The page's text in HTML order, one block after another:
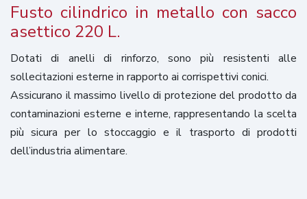
Fusto cilindrico in metallo con sacco
asettico 220 L.
Dotati di anelli di rinforzo, sono più resistenti alle
sollecitazioni esterne in rapporto ai corrispettivi conici.
Assicurano il massimo livello di protezione del prodotto da
contaminazioni esterne e interne, rappresentando la scelta
più sicura per lo stoccaggio e il trasporto di prodotti
dell’industria alimentare.